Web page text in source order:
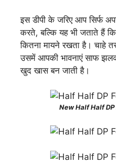
इस डीपी के जरिए आप सिर्फ
करते, बल्कि यह भी जताते हैं
कितना मायने रखता है। चाहे
उसमें आपकी भावनाएं साफ
खुद खास बन जाती है।
New Half Half